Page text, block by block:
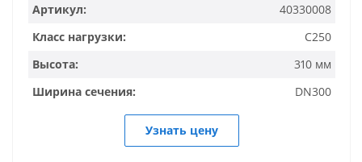
Артикул:
40330008
Класс нагрузки:
C250
Высота:
310 мм
Ширина сечения:
DN300
Узнать цену